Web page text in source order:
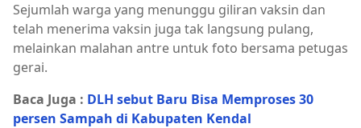
Sejumlah warga yang menunggu giliran vaksin dan
telah menerima vaksin juga tak langsung pulang,
melainkan malahan antre untuk foto bersama petugas
gerai.
Baca Juga : DLH sebut Baru Bisa Memproses 30
persen Sampah di Kabupaten Kendal